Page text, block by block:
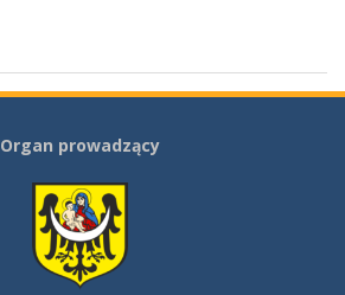
Organ prowadzący